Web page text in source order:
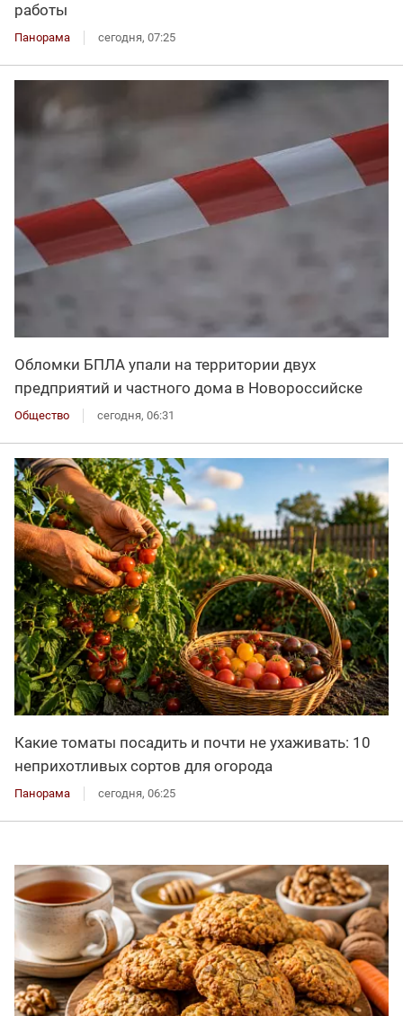
работы
Панорама сегодня, 07:25
Обломки БПЛА упали на территории двух
предприятий и частного дома в Новороссийске
Общество сегодня, 06:31
Какие томаты посадить и почти не ухаживать: 10
неприхотливых сортов для огорода
Панорама сегодня, 06:25